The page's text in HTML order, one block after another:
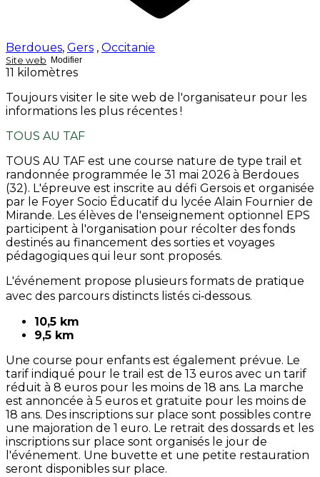
Berdoues, Gers , Occitanie
Site web Modifier
11 kilomètres
Toujours visiter le site web de l'organisateur pour les
informations les plus récentes !
TOUS AU TAF
TOUS AU TAF est une course nature de type trail et
randonnée programmée le 31 mai 2026 à Berdoues
(32). L'épreuve est inscrite au défi Gersois et organisée
par le Foyer Socio Éducatif du lycée Alain Fournier de
Mirande. Les élèves de l'enseignement optionnel EPS
participent à l'organisation pour récolter des fonds
destinés au financement des sorties et voyages
pédagogiques qui leur sont proposés.
L'événement propose plusieurs formats de pratique
avec des parcours distincts listés ci‑dessous.
10,5 km
9,5 km
Une course pour enfants est également prévue. Le
tarif indiqué pour le trail est de 13 euros avec un tarif
réduit à 8 euros pour les moins de 18 ans. La marche
est annoncée à 5 euros et gratuite pour les moins de
18 ans. Des inscriptions sur place sont possibles contre
une majoration de 1 euro. Le retrait des dossards et les
inscriptions sur place sont organisés le jour de
l'événement. Une buvette et une petite restauration
seront disponibles sur place.